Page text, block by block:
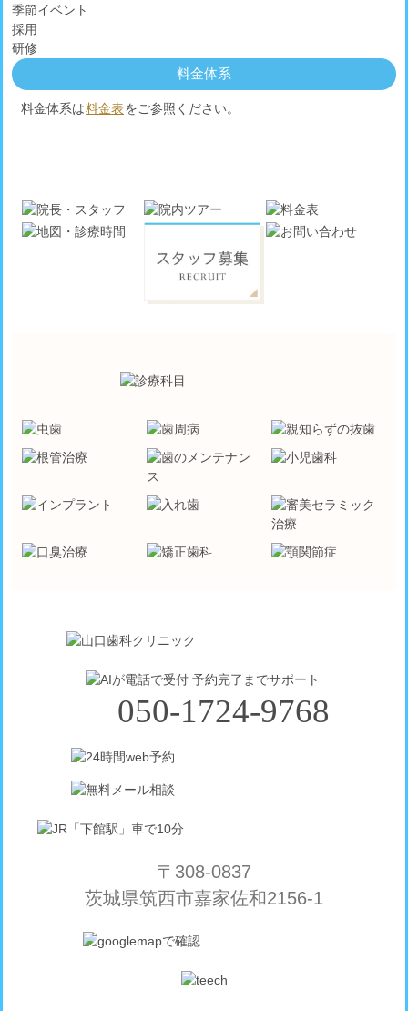
季節イベント
採用
研修
料金体系
料金体系は料金表をご参照ください。
050-1724-9768
〒308-0837
茨城県筑西市嘉家佐和2156-1